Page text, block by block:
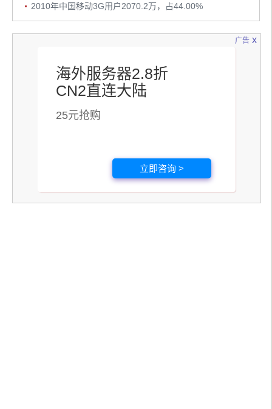
2010年中国移动3G用户2070.2万，占44.00%
广告
海外服务器2.8折
CN2直连大陆
25元抢购
立即咨询 >
x